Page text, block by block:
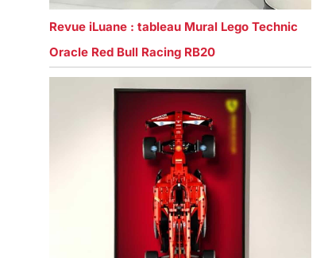
Revue iLuane : tableau Mural Lego Technic
Oracle Red Bull Racing RB20